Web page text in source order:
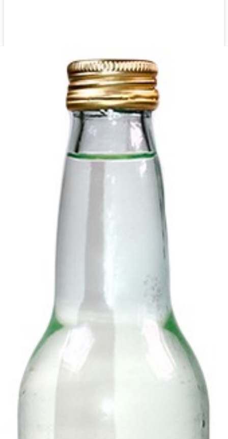
Sauerkirsche Sirup 2000 ml
Login to see prices
Sauerkirsche Sirup 2000 ml Menge